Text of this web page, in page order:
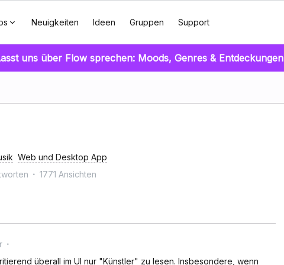
Neuigkeiten Ideen Gruppen Support
uns über Flow sprechen: Moods, Genres & Entdeckungen
Web und Desktop App
1771 Ansichten
überall im UI nur "Künstler" zu lesen. Insbesondere, wenn